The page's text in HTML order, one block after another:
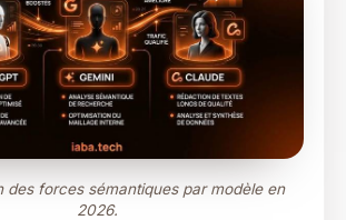
des forces sémantiques par modèle en
2026.